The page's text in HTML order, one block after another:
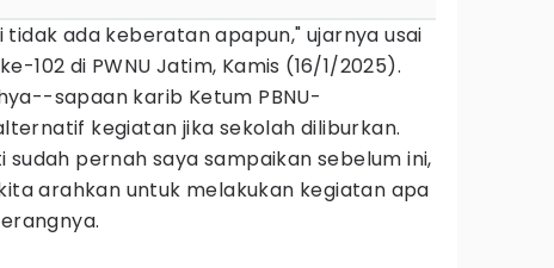
tidak ada keberatan apapun," ujarnya usai
102 di PWNU Jatim, Kamis (16/1/2025).
sapaan karib Ketum PBNU-
kegiatan jika sekolah diliburkan.
sudah pernah saya sampaikan sebelum ini,
arahkan untuk melakukan kegiatan apa